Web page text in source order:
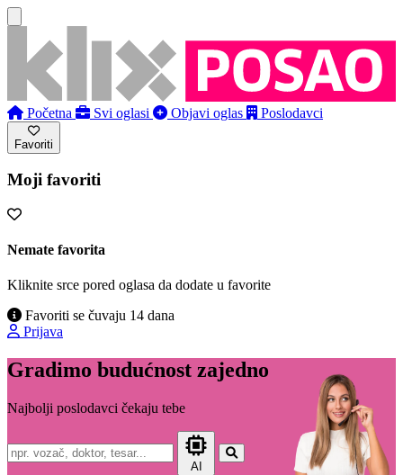
Početna Svi oglasi Objavi oglas Poslodavci
Favoriti
Moji favoriti
Nemate favorita
Kliknite srce pored oglasa da dodate u favorite
Favoriti se čuvaju 14 dana
Prijava
Gradimo budućnost zajedno
Najbolji poslodavci čekaju tebe
AI